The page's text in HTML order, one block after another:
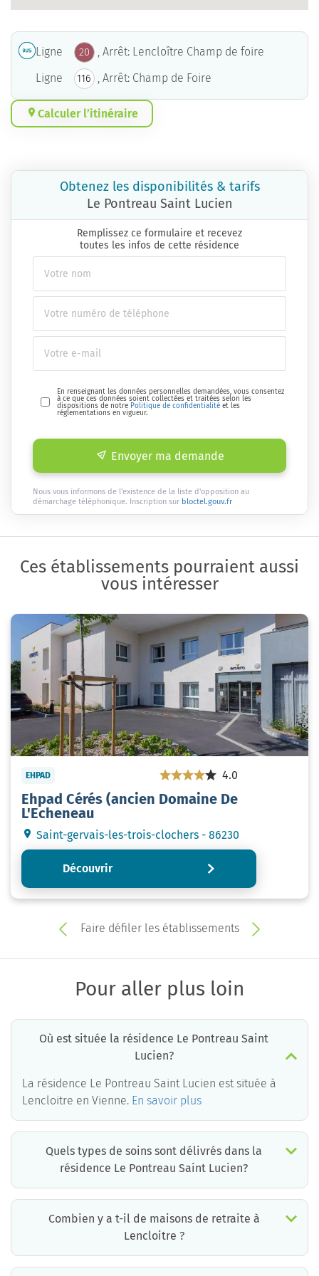
Ligne 20
, Arrêt: Lencloître Champ de foire
Ligne
116 , Arrêt: Champ de Foire
Calculer l’itinéraire
Obtenez les disponibilités & tarifs
Le Pontreau Saint Lucien
Remplissez ce formulaire et recevez
toutes les infos de cette résidence
En renseignant les données personnelles demandées, vous consentez
à ce que ces données soient collectées et traitées selon les
dispositions de notre Politique de confidentialité et les
réglementations en vigueur.
Envoyer ma demande
Nous vous informons de l'existence de la liste d'opposition au
démarchage téléphonique. Inscription sur bloctel.gouv.fr
Ces établissements pourraient aussi
vous intéresser
EHPAD 4.0
Ehpad Cérés (ancien Domaine De
L'Echeneau
Saint-gervais-les-trois-clochers - 86230
Découvrir
Faire défiler les établissements
Pour aller plus loin
Où est située la résidence Le Pontreau Saint
Lucien?
La résidence Le Pontreau Saint Lucien est située à
Lencloitre en Vienne. En savoir plus
Quels types de soins sont délivrés dans la
résidence Le Pontreau Saint Lucien?
Combien y a t-il de maisons de retraite à
Lencloitre ?